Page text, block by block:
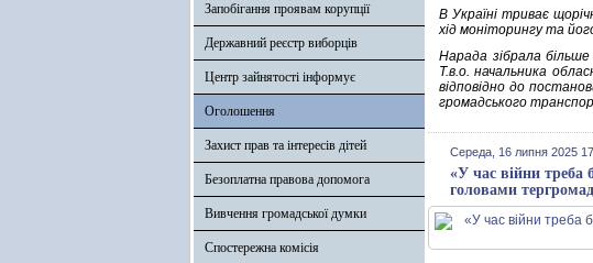
Запобігання проявам корупції
Державний реєстр виборців
Центр зайнятості інформує
Оголошення
Захист прав та інтересів дітей
Безоплатна правова допомога
Вивчення громадської думки
Спостережна комісія
В Україні триває
хід моніторингу та
Нарада зібрала більше
Т.в.о. начальника
відповідно до
громадського
Середа, 16 липня 2025
«У час війни треба
головами тергромад